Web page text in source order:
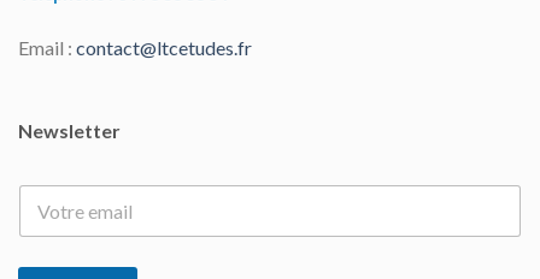
Email : contact@ltcetudes.fr
Newsletter
E
m
a